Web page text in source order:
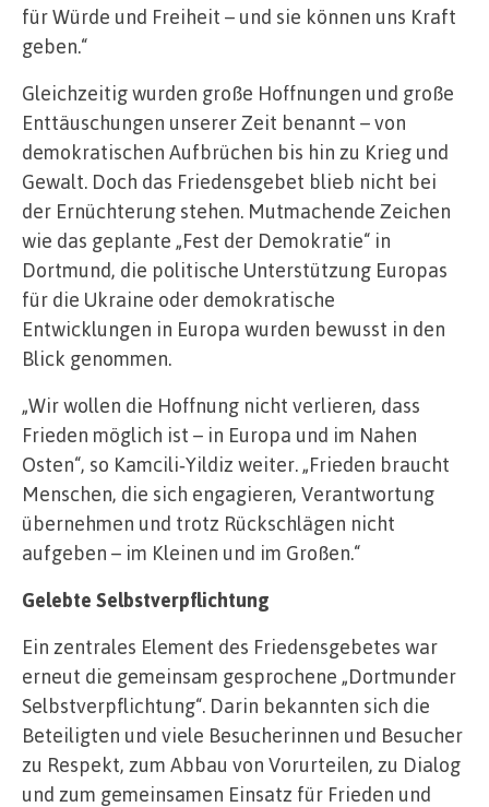
für Würde und Freiheit – und sie können uns Kraft
geben.“
Gleichzeitig wurden große Hoffnungen und große
Enttäuschungen unserer Zeit benannt – von
demokratischen Aufbrüchen bis hin zu Krieg und
Gewalt. Doch das Friedensgebet blieb nicht bei
der Ernüchterung stehen. Mutmachende Zeichen
wie das geplante „Fest der Demokratie“ in
Dortmund, die politische Unterstützung Europas
für die Ukraine oder demokratische
Entwicklungen in Europa wurden bewusst in den
Blick genommen.
„Wir wollen die Hoffnung nicht verlieren, dass
Frieden möglich ist – in Europa und im Nahen
Osten“, so Kamcili‑Yildiz weiter. „Frieden braucht
Menschen, die sich engagieren, Verantwortung
übernehmen und trotz Rückschlägen nicht
aufgeben – im Kleinen und im Großen.“
Gelebte Selbstverpflichtung
Ein zentrales Element des Friedensgebetes war
erneut die gemeinsam gesprochene „Dortmunder
Selbstverpflichtung“. Darin bekannten sich die
Beteiligten und viele Besucherinnen und Besucher
zu Respekt, zum Abbau von Vorurteilen, zu Dialog
und zum gemeinsamen Einsatz für Frieden und